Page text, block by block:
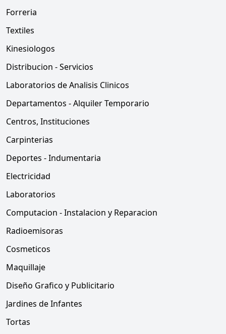
Forreria
Textiles
Kinesiologos
Distribucion - Servicios
Laboratorios de Analisis Clinicos
Departamentos - Alquiler Temporario
Centros, Instituciones
Carpinterias
Deportes - Indumentaria
Electricidad
Laboratorios
Computacion - Instalacion y Reparacion
Radioemisoras
Cosmeticos
Maquillaje
Diseño Grafico y Publicitario
Jardines de Infantes
Tortas